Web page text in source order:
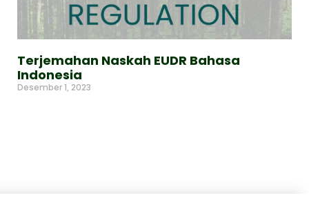
Terjemahan Naskah EUDR Bahasa
Indonesia
Desember 1, 2023